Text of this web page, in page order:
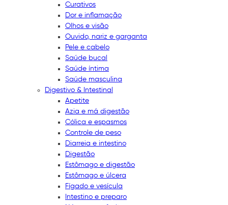
Curativos
Dor e inflamação
Olhos e visão
Ouvido, nariz e garganta
Pele e cabelo
Saúde bucal
Saúde íntima
Saúde masculina
Digestivo & Intestinal
Apetite
Azia e má digestão
Cólica e espasmos
Controle de peso
Diarreia e intestino
Digestão
Estômago e digestão
Estômago e úlcera
Fígado e vesícula
Intestino e preparo